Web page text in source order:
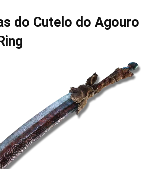
do Cutelo do Agouro